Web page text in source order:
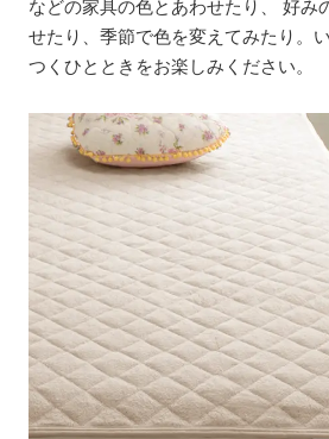
などの家具の色とあわせたり、 好み
せたり、季節で色を変えてみたり。
つくひとときをお楽しみください。